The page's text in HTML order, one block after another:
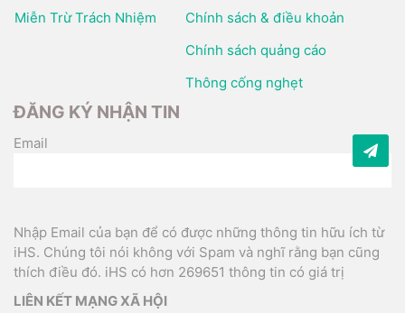
Miễn Trừ Trách Nhiệm
Chính sách & điều khoản
Chính sách quảng cáo
Thông cống nghẹt
ĐĂNG KÝ NHẬN TIN
Email
Nhập Email của bạn để có được những thông tin hữu ích từ
iHS. Chúng tôi nói không với Spam và nghĩ rằng bạn cũng
thích điều đó. iHS có hơn 269651 thông tin có giá trị
LIÊN KẾT MẠNG XÃ HỘI